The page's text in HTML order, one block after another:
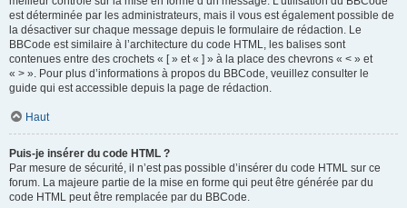
est déterminée par les administrateurs, mais il vous est également possible de
la désactiver sur chaque message depuis le formulaire de rédaction. Le
BBCode est similaire à l’architecture du code HTML, les balises sont
contenues entre des crochets « [ » et « ] » à la place des chevrons « < » et
« > ». Pour plus d’informations à propos du BBCode, veuillez consulter le
guide qui est accessible depuis la page de rédaction.
Haut
Puis-je insérer du code HTML ?
Par mesure de sécurité, il n’est pas possible d’insérer du code HTML sur ce
forum. La majeure partie de la mise en forme qui peut être générée par du
code HTML peut être remplacée par du BBCode.